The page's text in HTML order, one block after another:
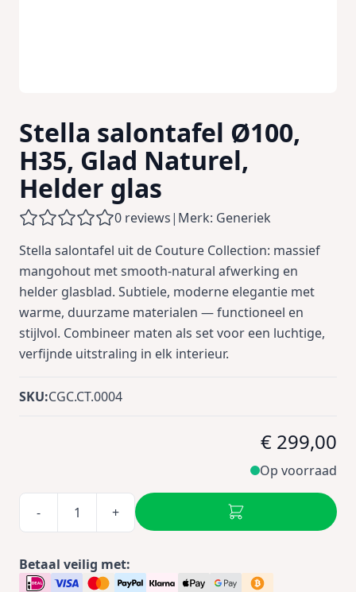
Stella salontafel Ø100,
H35, Glad Naturel,
Helder glas
0 reviews| Merk: Generiek
Stella salontafel uit de Couture Collection: massief
mangohout met smooth-natural afwerking en
helder glasblad. Subtiele, moderne elegantie met
warme, duurzame materialen — functioneel en
stijlvol. Combineer maten als set voor een luchtige,
verfijnde uitstraling in elk interieur.
SKU:CGC.CT.0004
€ 299,00
Op voorraad
- +
Betaal veilig met: